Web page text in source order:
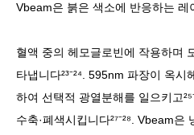
Vbeam은 붉은 색소에 반응하는 레
혈액 중의 헤모글로빈에 작용하며
타냅니다²³⁻²⁴. 595nm 파장이 옥
하여 선택적 광열분해를 일으키고
수축·폐색시킵니다²⁷⁻²⁸. Vbeam